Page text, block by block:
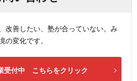
たい、塾が合っていない。み
の変化です。
受付中 こちらをクリック